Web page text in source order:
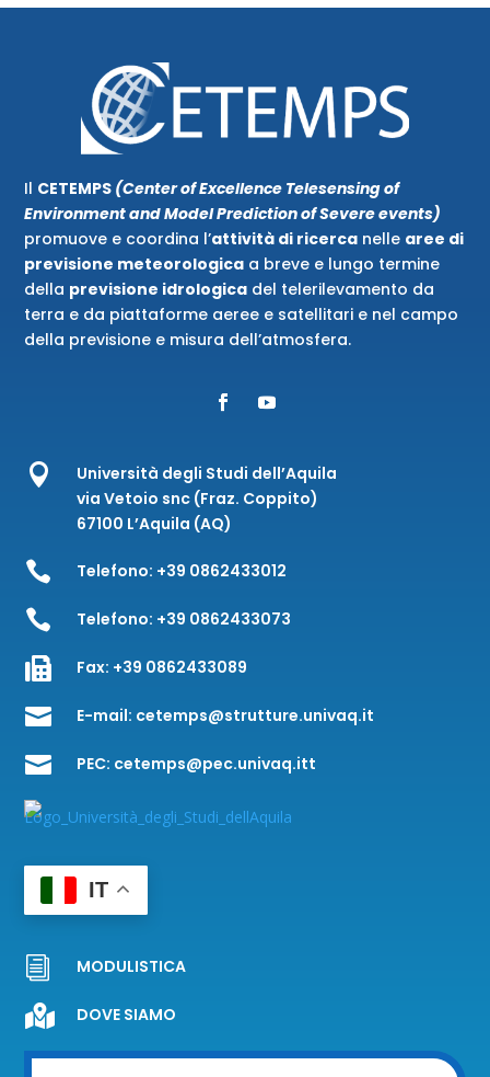
Il CETEMPS (Center of Excellence Telesensing of
Environment and Model Prediction of Severe events)
promuove e coordina l’attività di ricerca nelle aree di
previsione meteorologica a breve e lungo termine
della previsione idrologica del telerilevamento da
terra e da piattaforme aeree e satellitari e nel campo
della previsione e misura dell’atmosfera.

Università degli Studi dell’Aquila
via Vetoio snc (Fraz. Coppito)
67100 L’Aquila (AQ)
 Telefono: +39 0862433012
 Telefono: +39 0862433073
 Fax: +39 0862433089
 E-mail: cetemps@strutture.univaq.it
 PEC: cetemps@pec.univaq.itt
IT
i MODULISTICA
 DOVE SIAMO